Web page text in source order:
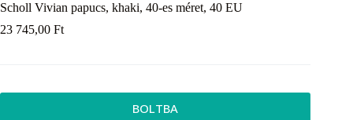
Scholl Vivian papucs, khaki, 40-es méret, 40 EU
23 745,00 Ft
BOLTBA